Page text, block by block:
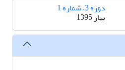
دوره 3، شماره 1
بهار 1395